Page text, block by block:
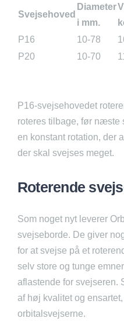
Svejsehoved
Diameter
i mm.
P16
10-78
P20
10-70
P16-svejsehovedet
roteres tilbage, før næste
en konstant rotation, der
der skal svejses meget.
Roterende
Som noget nyt leverer
svejseborde. De giver
for at svejse på et
selv store og tunge
aflastende for svejseren.
af høj kvalitet og
orbitalsvejserne.